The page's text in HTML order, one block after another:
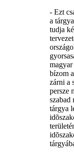
- Ezt
a
tudja
bízom
zárni a
persze
szabad
tárgya